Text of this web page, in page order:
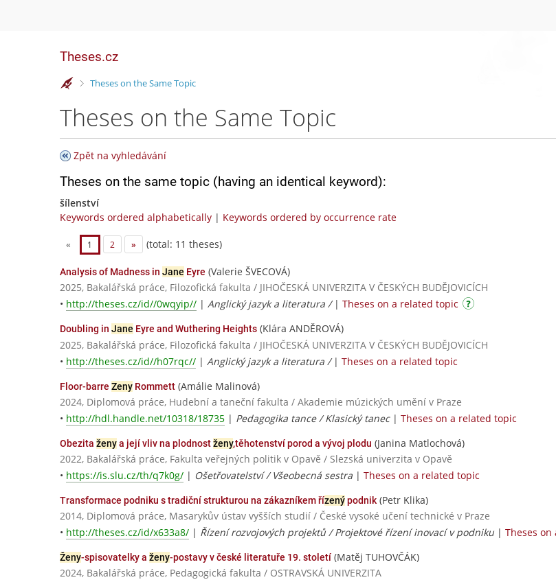
Theses.cz
>
Theses on the Same Topic
Theses on the Same Topic
Zpět na vyhledávání
Theses on the same topic (having an identical keyword):
šílenství
Keywords ordered alphabetically | Keywords ordered by occurrence rate
« 1 2 » (total: 11 theses)
Analysis of Madness in Jane Eyre (Valerie ŠVECOVÁ)
2025, Bakalářská práce, Filozofická fakulta / JIHOČESKÁ UNIVERZITA V ČESKÝCH BUDĚJOVICÍCH
• http://theses.cz/id//0wqyip// | Anglický jazyk a literatura / | Theses on a related topic
Doubling in Jane Eyre and Wuthering Heights (Klára ANDĚROVÁ)
2025, Bakalářská práce, Filozofická fakulta / JIHOČESKÁ UNIVERZITA V ČESKÝCH BUDĚJOVICÍCH
• http://theses.cz/id//h07rqc// | Anglický jazyk a literatura / | Theses on a related topic
Floor-barre Zeny Rommett (Amálie Malinová)
2024, Diplomová práce, Hudební a taneční fakulta / Akademie múzických umění v Praze
• http://hdl.handle.net/10318/18735 | Pedagogika tance / Klasický tanec| Theses on a related topic
Obezita ženya její vliv na plodnostženy,těhotenství porod a vývoj plodu (Janina Matlochová)
2022, Bakalářská práce, Fakulta veřejných politik v Opavě / Slezská univerzita v Opavě
• https://is.slu.cz/th/q7k0g/ | Ošetřovatelství / Všeobecná sestra | Theses on a related topic
Transformace podniku s tradiční strukturou na zákazníkem řízený podnik(Petr Klika)
2014, Diplomová práce, Masarykův ústav vyšších studií / České vysoké učení technické v Praze
• http://theses.cz/id/x633a8/ | Řízení rozvojových projektů / Projektové řízení inovací v podniku | Theses
Ženy-spisovatelky a ženy-postavy v české literatuře 19. století (Matěj TUHOVČÁK)
2024, Bakalářská práce, Pedagogická fakulta / OSTRAVSKÁ UNIVERZITA